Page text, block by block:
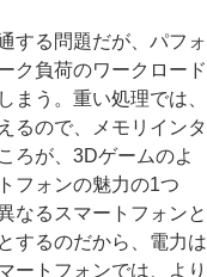
する問題だが、パフォ
ク負荷のワークロード
まう。重い処理では、
るので、メモリインタ
ろが、3Dゲームのよ
フォンの魅力の1つ
なるスマートフォンと
するのだから、電力は
ートフォンでは、より